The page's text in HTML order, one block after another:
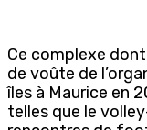
Ce complexe
de voûte de
îles à Maurice en
telles que le